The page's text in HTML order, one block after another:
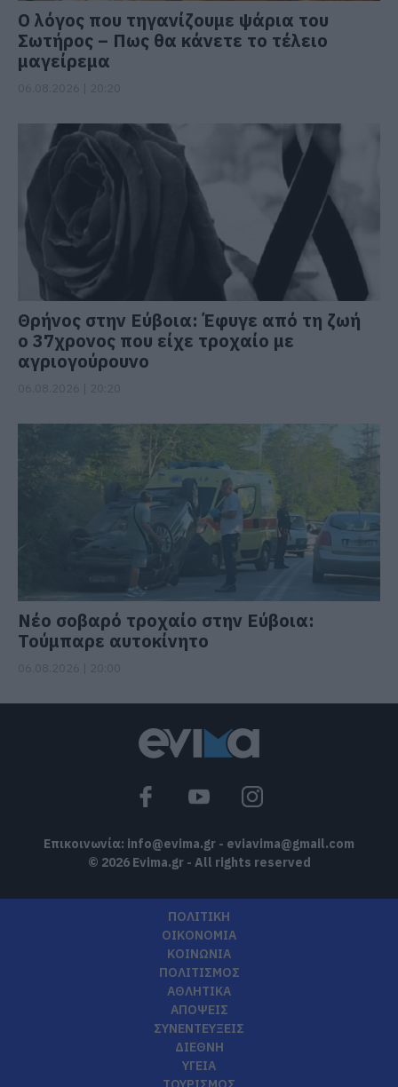
Ο λόγος που τηγανίζουμε ψάρια του
Σωτήρος – Πως θα κάνετε το τέλειο
μαγείρεμα
Θρήνος στην Εύβοια: Έφυγε από τη ζωή
ο 37χρονος που είχε τροχαίο με
αγριογούρουνο
Νέο σοβαρό τροχαίο στην Εύβοια:
Τούμπαρε αυτοκίνητο
Επικοινωνία: info@evima.gr - eviavima@gmail.com
© 2026 Evima.gr - All rights reserved
ΠΟΛΙΤΙΚΗ
ΟΙΚΟΝΟΜΙΑ
ΚΟΙΝΩΝΙΑ
ΠΟΛΙΤΙΣΜΟΣ
ΑΘΛΗΤΙΚΑ
ΑΠΟΨΕΙΣ
ΣΥΝΕΝΤΕΥΞΕΙΣ
ΔΙΕΘΝΗ
ΥΓΕΙΑ